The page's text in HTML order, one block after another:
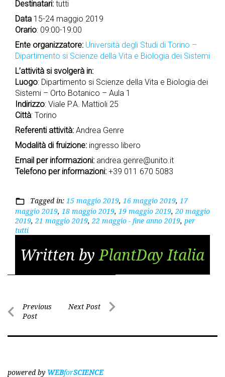
Destinatari: tutti
Data 15-24 maggio 2019
Orario: 09:00-19:00
Ente organizzatore: Università degli Studi di Torino –
Dipartimento si Scienze della Vita e Biologia dei Sistemi
L’attività si svolgerà in:
Luogo: Dipartimento si Scienze della Vita e Biologia dei
Sistemi – Orto Botanico – Aula 1
Indirizzo: Viale P.A. Mattioli 25
Città: Torino
Referenti attività: Andrea Genre
Modalità di fruizione: ingresso libero
Email per informazioni: andrea.genre@unito.it
Telefono per informazioni: +39 011 670 5083
folder_open Tagged in: 15 maggio 2019, 16 maggio 2019, 17
maggio 2019, 18 maggio 2019, 19 maggio 2019,20 maggio
2019,21 maggio 2019,22 maggio - fine anno 2019, per
tutti
Written byPlantDay Italia
PostPrevious
Post
Post
Next Post
powered by WEBforSCIENCE